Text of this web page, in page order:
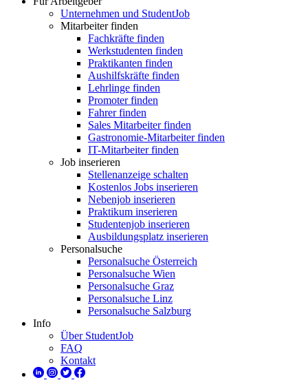
Unternehmen und StudentJob
Mitarbeiter finden
Fachkräfte finden
Werkstudenten finden
Praktikanten finden
Aushilfskräfte finden
Lehrlinge finden
Promoter finden
Fahrer finden
Sales Mitarbeiter finden
Gastronomie-Mitarbeiter finden
IT-Mitarbeiter finden
Job inserieren
Stellenanzeige schalten
Kostenlos Jobs inserieren
Nebenjob inserieren
Praktikum inserieren
Studentenjob inserieren
Ausbildungsplatz inserieren
Personalsuche
Personalsuche Österreich
Personalsuche Wien
Personalsuche Graz
Personalsuche Linz
Personalsuche Salzburg
Info
Über StudentJob
FAQ
Kontakt